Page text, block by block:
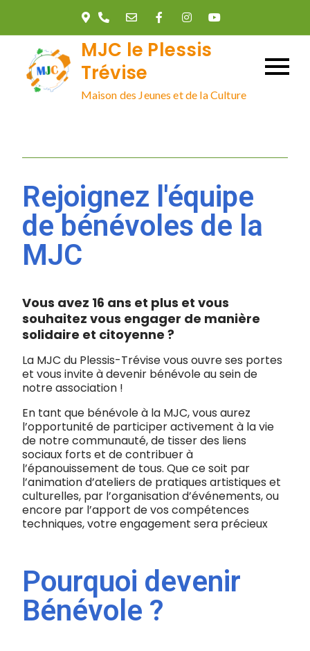
MJC le Plessis
Trévise
Maison des Jeunes et de la Culture
Rejoignez l'équipe
de bénévoles de la
MJC
Vous avez 16 ans et plus et vous
souhaitez vous engager de manière
solidaire et citoyenne ?
La MJC du Plessis-Trévise vous ouvre ses portes
et vous invite à devenir bénévole au sein de
notre association !
En tant que bénévole à la MJC, vous aurez
l’opportunité de participer activement à la vie
de notre communauté, de tisser des liens
sociaux forts et de contribuer à
l’épanouissement de tous. Que ce soit par
l’animation d’ateliers de pratiques artistiques et
culturelles, par l’organisation d’événements, ou
encore par l’apport de vos compétences
techniques, votre engagement sera précieux
Pourquoi devenir
Bénévole ?